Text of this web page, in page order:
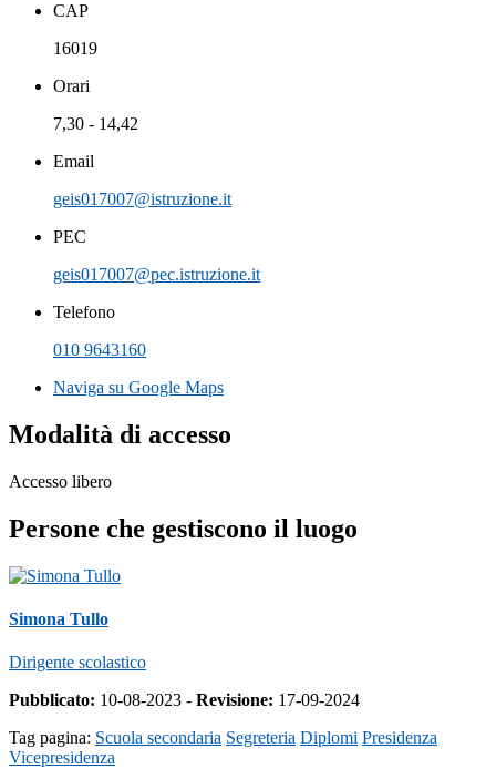
CAP
16019
Orari
7,30 - 14,42
Email
geis017007@istruzione.it
PEC
geis017007@pec.istruzione.it
Telefono
010 9643160
Naviga su Google Maps
Modalità di accesso
Accesso libero
Persone che gestiscono il luogo
Simona Tullo
Dirigente scolastico
Pubblicato: 10-08-2023 - Revisione: 17-09-2024
Tag pagina: Scuola secondaria Segreteria Diplomi Presidenza
Vicepresidenza